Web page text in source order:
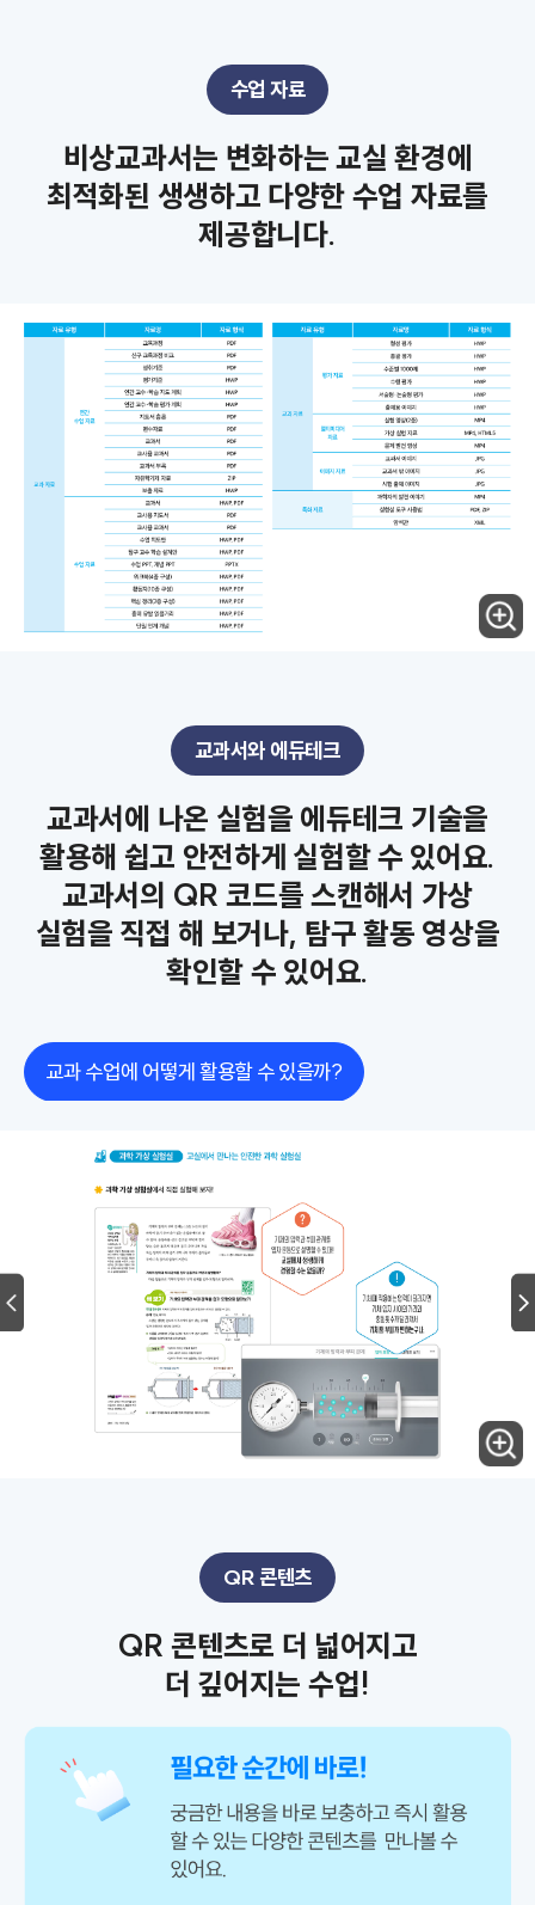
수업 자료
비상교과서는 변화하는 교실 환경에
최적화된 생생하고 다양한 수업 자료를
제공합니다.
교과서와 에듀테크
교과서에 나온 실험을 에듀테크 기술을
활용해 쉽고 안전하게 실험할 수 있어요.
교과서의 QR 코드를 스캔해서 가상
실험을 직접 해 보거나, 탐구 활동 영상을
확인할 수 있어요.
교과 수업에 어떻게 활용할 수 있을까?
QR 콘텐츠
QR 콘텐츠로 더 넓어지고
더 깊어지는 수업!